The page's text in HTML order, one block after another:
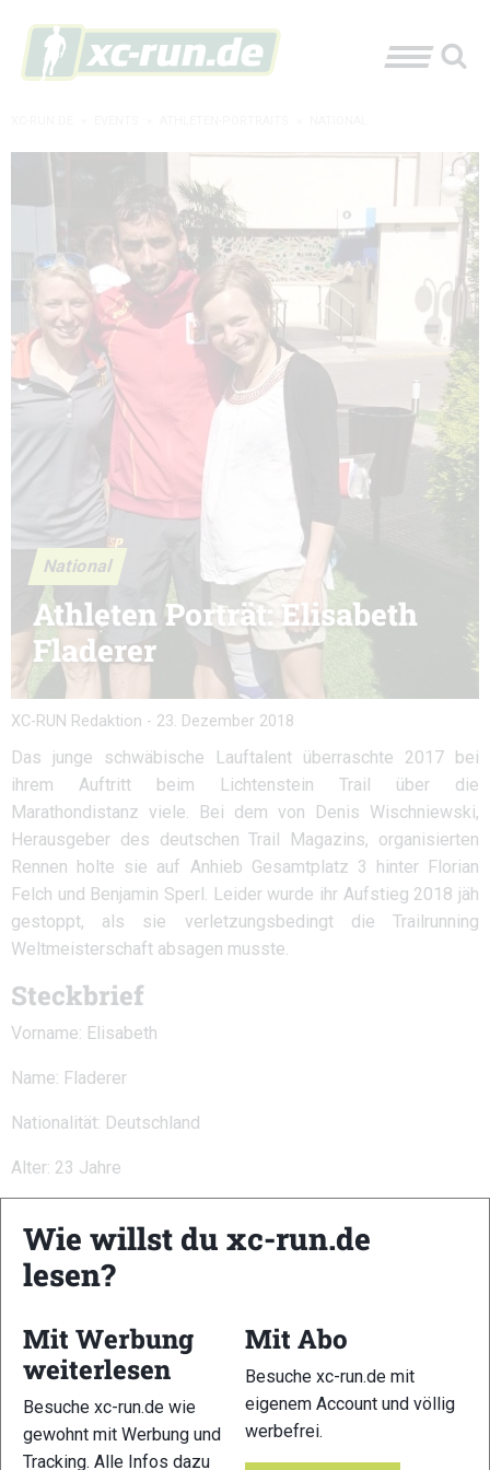
National
Athleten Porträt: Elisabeth
Fladerer
XC-RUN Redaktion - 23. Dezember 2018
Das junge schwäbische Lauftalent überraschte 2017 bei
ihrem Auftritt beim Lichtenstein Trail über die
Marathondistanz viele. Bei dem von Denis Wischniewski,
Herausgeber des deutschen Trail Magazins, organisierten
Rennen holte sie auf Anhieb Gesamtplatz 3 hinter Florian
Felch und Benjamin Sperl. Leider wurde ihr Aufstieg 2018 jäh
gestoppt, als sie verletzungsbedingt die Trailrunning
Weltmeisterschaft absagen musste.
Steckbrief
Vorname: Elisabeth
Name: Fladerer
Nationalität: Deutschland
Alter: 23 Jahre
Geburtsort:
ITRA- Index: 704 P
Deutsche Meisterschaft 50K 2017
2.Platz Zugspitz Supertrail 2017
Wie willst du xc-run.de
lesen?
Mit Werbung
weiterlesen
Besuche xc-run.de wie
gewohnt mit Werbung und
Tracking. Alle Infos dazu
Mit Abo
Besuche xc-run.de mit
eigenem Account und völlig
werbefrei.